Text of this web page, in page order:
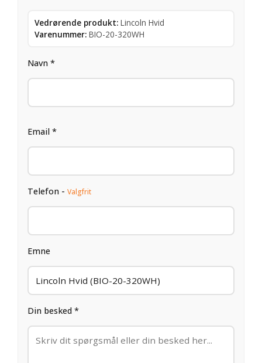
Vedrørende produkt: Lincoln Hvid
Varenummer: BIO-20-320WH
Navn *
Email *
Telefon - Valgfrit
Emne
Din besked *